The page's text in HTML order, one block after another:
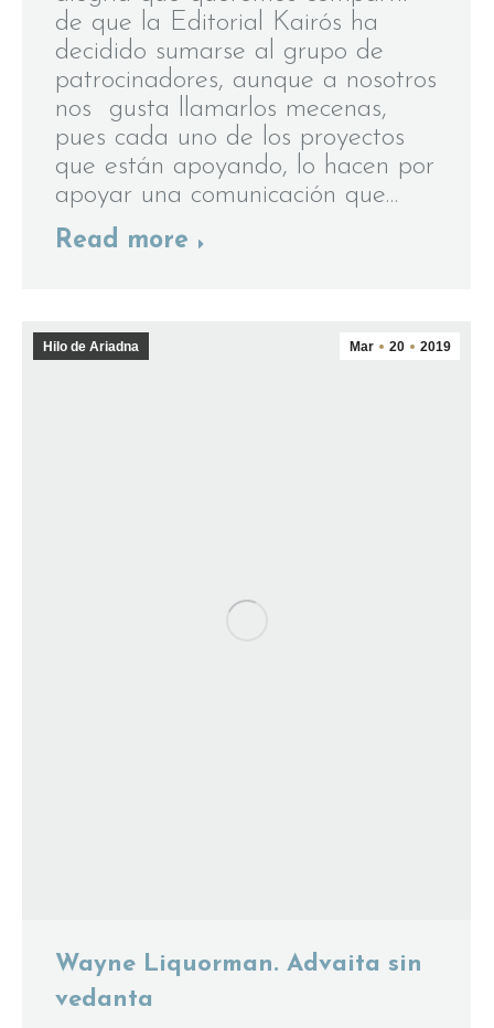
de que la Editorial Kairós ha
decidido sumarse al grupo de
patrocinadores, aunque a nosotros
nos gusta llamarlos mecenas,
pues cada uno de los proyectos
que están apoyando, lo hacen por
apoyar una comunicación que…
Read more
Mar 20 2019
Hilo de Ariadna
Wayne Liquorman. Advaita sin
vedanta